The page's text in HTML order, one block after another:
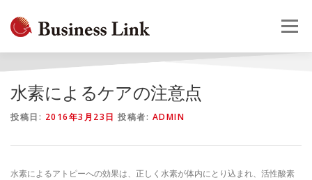
メニュー
水素によるケアの注意点
投稿日: 2016年3月23日 投稿者: ADMIN
水素によるアトピーへの効果は、正しく水素が体内にとり込まれ、活性酸素